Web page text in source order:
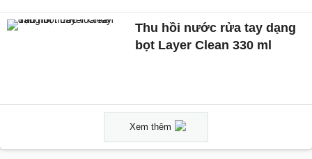
Thu hồi nước rửa tay dạng
bọt Layer Clean 330 ml
Xem thêm